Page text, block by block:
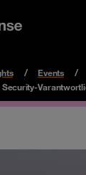
Events